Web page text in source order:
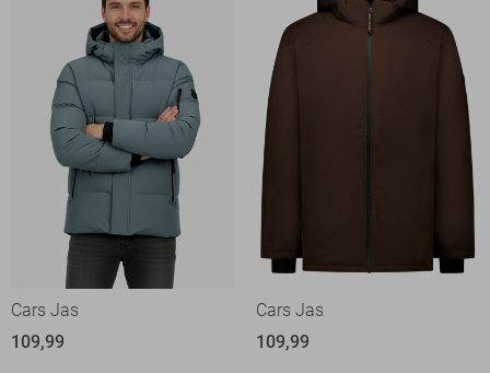
Cars Jas
109,99
Cars Jas
109,99